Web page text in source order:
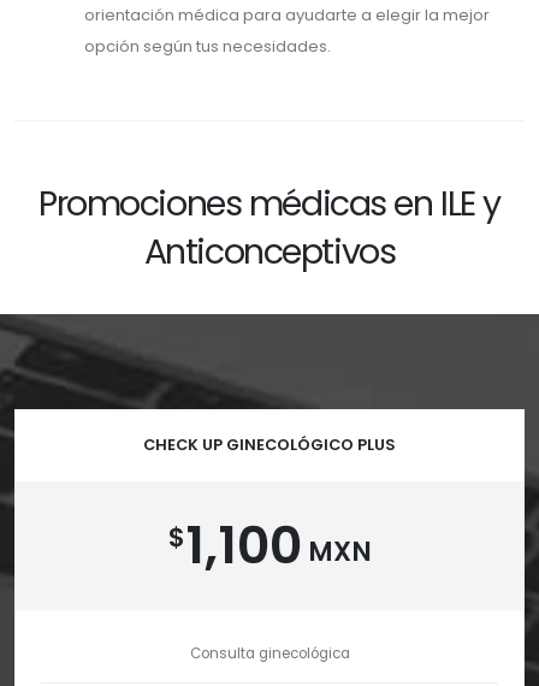
orientación médica para ayudarte a elegir la mejor
opción según tus necesidades.
Promociones médicas en ILE y
Anticonceptivos
CHECK UP GINECOLÓGICO PLUS
$1,100 MXN
Consulta ginecológica